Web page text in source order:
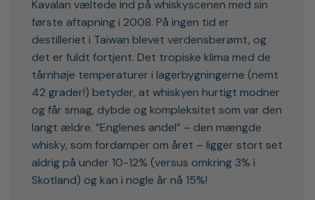
Kavalan væltede ind på whiskyscenen med sin
første aftapning i 2008. På ingen tid er
destilleriet i Taiwan blevet verdensberømt, og
det er fuldt fortjent. Det tropiske klima med de
tårnhøje temperaturer i lagerbygningerne (nemt
42 grader!) betyder, at whiskyen hurtigt modner
og får smag, dybde og kompleksitet som var den
langt ældre. ”Englenes andel” – den mængde
whisky, som fordamper om året – ligger stort set
aldrig på under 10-12% (versus omkring 3% i
Skotland) og kan i nogle år nå 15%!